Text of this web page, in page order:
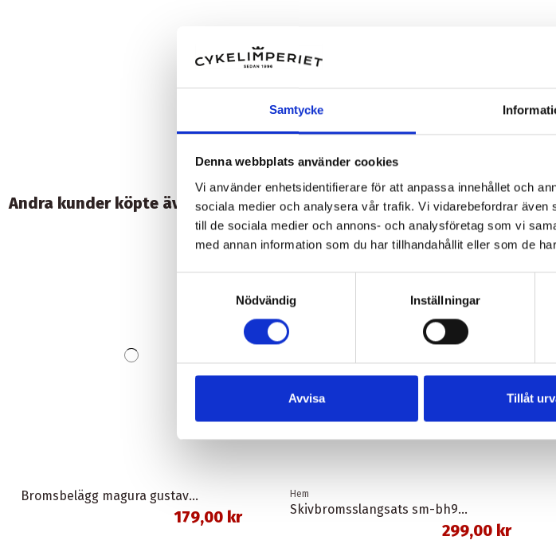
Samtycke
Denna webbplats använder cookies
Vi använder enhetsidentifierare för att anpassa innehållet och
sociala medier och analysera vår trafik. Vi vidarebefordrar även
till de sociala medier och annons- och analysföretag som vi
med annan information som du har tillhandahållit eller som de
Nödvändig
Inställningar
Avvisa Tillåt
Andra kunder köpte även:
Bromsbelägg magura gustav m organisk union
179,00 kr
Hem
Skivbromsslangsats sm-bh90-sbs 1,0 meter banjo svart shimano
299,00 kr